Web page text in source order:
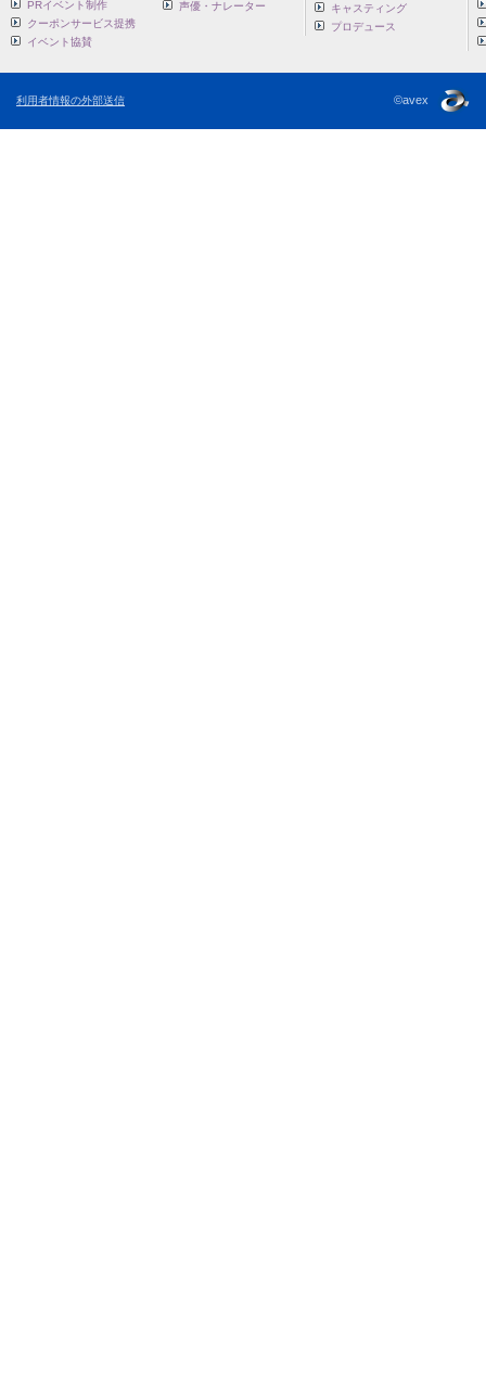
PRイベント制作
クーポンサービス提携
イベント協賛
声優・ナレーター
キャスティング
プロデュース
利用者情報の外部送信 ©avex